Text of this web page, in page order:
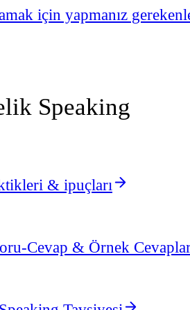
için yapmanız
Speaking
& ipuçları
Cevap & Örnek